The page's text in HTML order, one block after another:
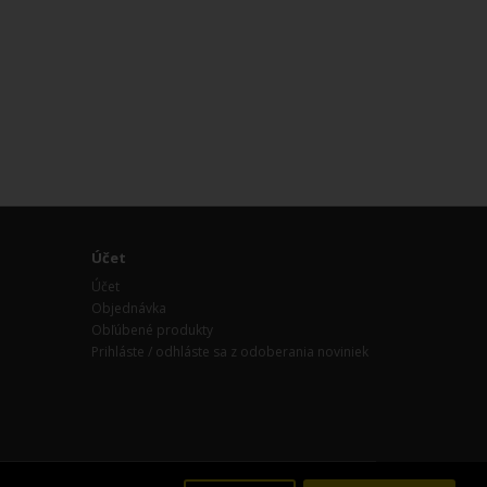
Účet
Účet
Objednávka
Obľúbené produkty
Prihláste / odhláste sa z odoberania noviniek